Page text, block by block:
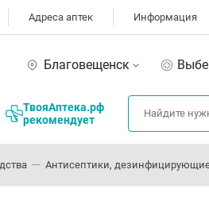
Адреса аптек Информация
Благовещенск
ТвояАптека.рф
рекомендует
Антисептики, дезинфицирующие